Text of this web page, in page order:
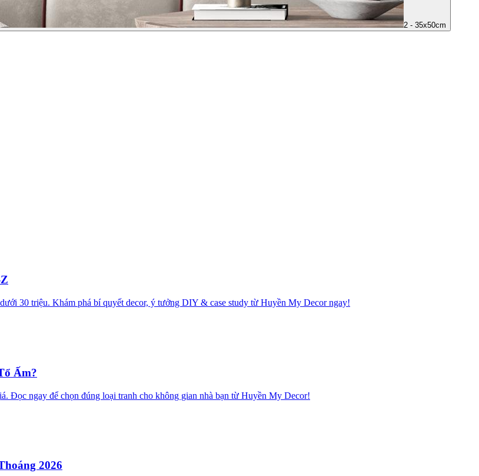
2 - 35x50cm
30 triệu. Khám phá bí quyết decor, ý tưởng DIY & case study từ Huyền My Decor ngay!
Ấm?
Đọc ngay để chọn đúng loại tranh cho không gian nhà bạn từ Huyền My Decor!
2026